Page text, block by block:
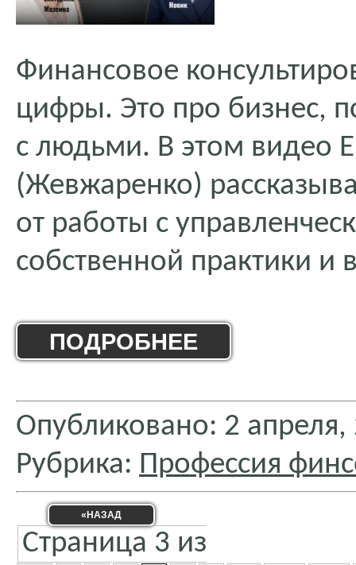
Финансовое
цифры. Это про бизнес,
с людьми. В этом видео
(Жевжаренко)
от работы с
собственной практики и
ПОДРОБНЕЕ
Опубликовано: 2 апреля,
Рубрика: Профессия
«НАЗАД
Страница 3 из